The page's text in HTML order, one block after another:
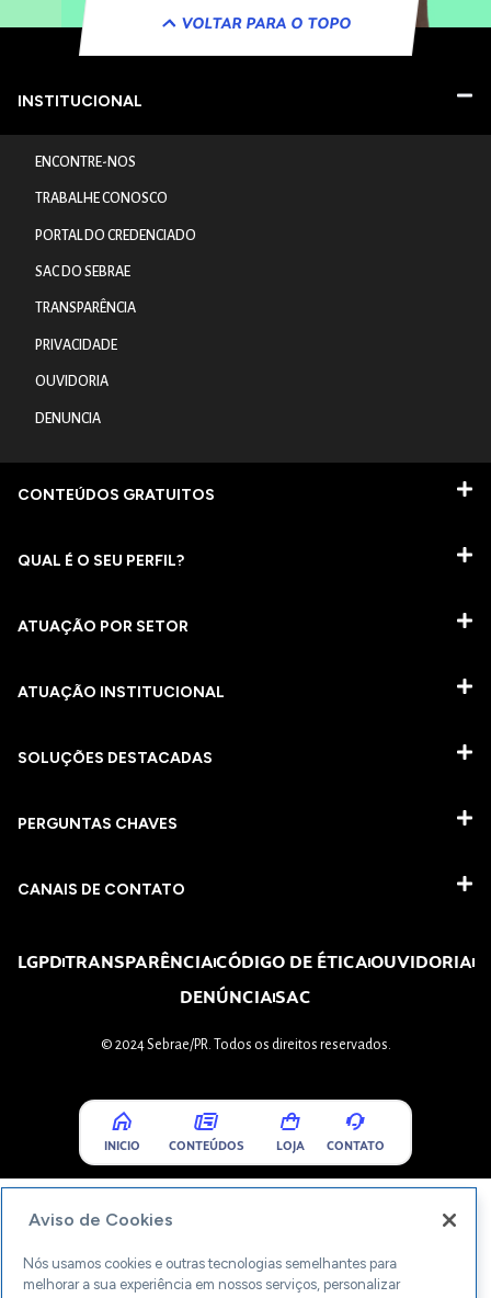
VOLTAR PARA O TOPO
INSTITUCIONAL
ENCONTRE-NOS
TRABALHE CONOSCO
PORTAL DO CREDENCIADO
SAC DO SEBRAE
TRANSPARÊNCIA
PRIVACIDADE
OUVIDORIA
DENUNCIA
CONTEÚDOS GRATUITOS
QUAL É O SEU PERFIL?
ATUAÇÃO POR SETOR
ATUAÇÃO INSTITUCIONAL
SOLUÇÕES DESTACADAS
PERGUNTAS CHAVES​
CANAIS DE CONTATO
LGPDTRANSPARÊNCIACÓDIGO DE ÉTICAOUVIDORIA
DENÚNCIASAC
© 2024 Sebrae/PR. Todos os direitos reservados.
INICIO CONTEÚDOS LOJA CONTATO
Aviso de Cookies
Nós usamos cookies e outras tecnologias semelhantes para
melhorar a sua experiência em nossos serviços, personalizar